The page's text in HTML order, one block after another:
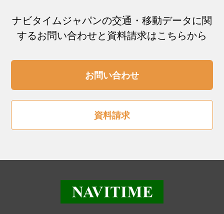
ナビタイムジャパンの交通・移動データに関
するお問い合わせと資料請求はこちらから
お問い合わせ
資料請求